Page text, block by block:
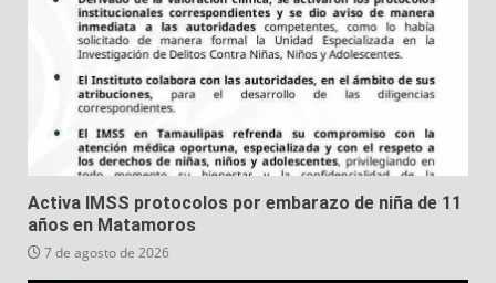
Activa IMSS protocolos por embarazo de niña de 11
años en Matamoros
7 de agosto de 2026